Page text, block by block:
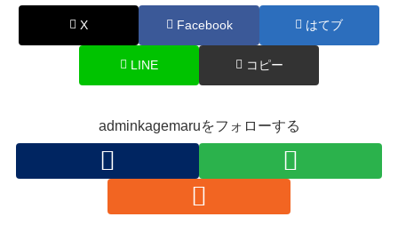
X Facebook はてブ
LINE コピー
adminkagemaruをフォローする